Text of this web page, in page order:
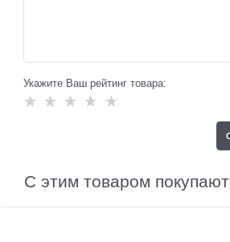
Укажите Ваш рейтинг товара:
С этим товаром покупают